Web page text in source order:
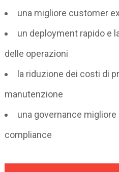
una migliore customer
un deployment rapido e
delle operazioni
la riduzione dei costi di
manutenzione
una governance
compliance